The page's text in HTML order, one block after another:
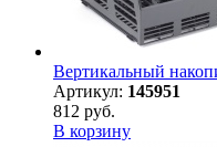
Вертикальный
Артикул: 145951
812 руб.
В корзину